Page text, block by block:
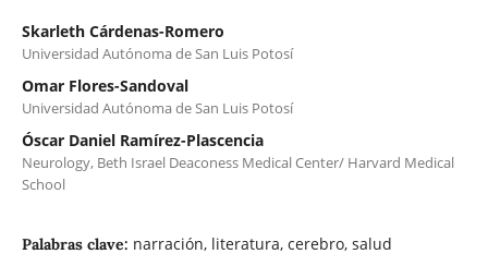
Skarleth Cárdenas-Romero
Universidad Autónoma de San Luis Potosí
Omar Flores-Sandoval
Universidad Autónoma de San Luis Potosí
Óscar Daniel Ramírez-Plascencia
Neurology, Beth Israel Deaconess Medical Center/ Harvard Medical
School
Palabras clave: narración, literatura, cerebro, salud